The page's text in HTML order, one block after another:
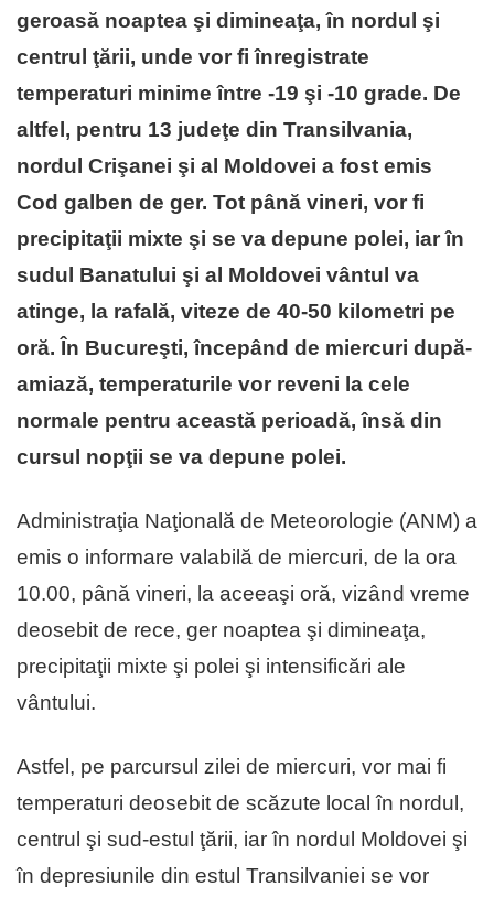
geroasă noaptea şi dimineaţa, în nordul şi
centrul ţării, unde vor fi înregistrate
temperaturi minime între -19 şi -10 grade. De
altfel, pentru 13 judeţe din Transilvania,
nordul Crişanei şi al Moldovei a fost emis
Cod galben de ger. Tot până vineri, vor fi
precipitaţii mixte şi se va depune polei, iar în
sudul Banatului şi al Moldovei vântul va
atinge, la rafală, viteze de 40-50 kilometri pe
oră. În Bucureşti, începând de miercuri după-
amiază, temperaturile vor reveni la cele
normale pentru această perioadă, însă din
cursul nopţii se va depune polei.
Administraţia Naţională de Meteorologie (ANM) a
emis o informare valabilă de miercuri, de la ora
10.00, până vineri, la aceeaşi oră, vizând vreme
deosebit de rece, ger noaptea şi dimineaţa,
precipitaţii mixte şi polei şi intensificări ale
vântului.
Astfel, pe parcursul zilei de miercuri, vor mai fi
temperaturi deosebit de scăzute local în nordul,
centrul şi sud-estul ţării, iar în nordul Moldovei şi
în depresiunile din estul Transilvaniei se vor